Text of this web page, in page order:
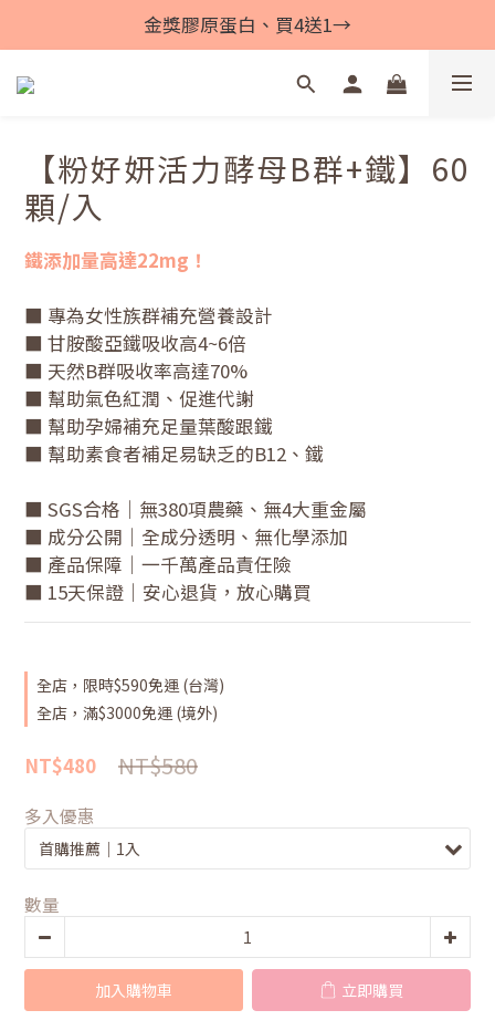
金獎膠原蛋白、買4送1→
【粉好妍活力酵母B群+鐵】60
顆/入
鐵添加量高達22mg！
■ 專為女性族群補充營養設計
■ 甘胺酸亞鐵吸收高4~6倍
■ 天然B群吸收率高達70%
■ 幫助氣色紅潤、促進代謝
■ 幫助孕婦補充足量葉酸跟鐵
■ 幫助素食者補足易缺乏的B12、鐵
■ SGS合格｜無380項農藥、無4大重金屬
■ 成分公開｜全成分透明、無化學添加
■ 產品保障｜一千萬產品責任險
■ 15天保證｜安心退貨，放心購買
全店，限時$590免運 (台灣)
全店，滿$3000免運 (境外)
NT$580
NT$480
多入優惠
數量
加入購物車 立即購買